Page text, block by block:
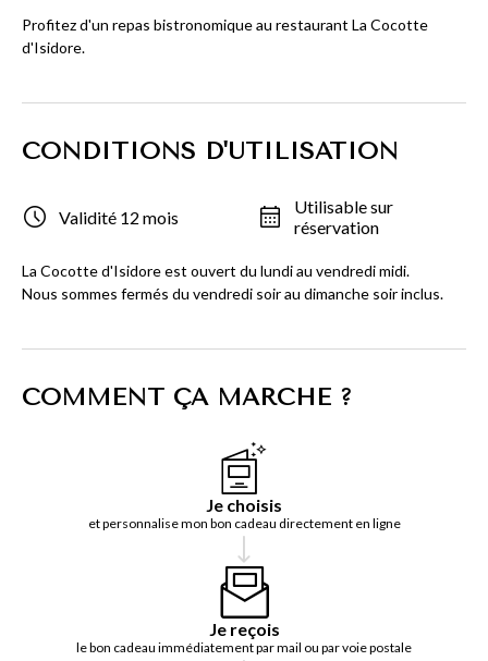
Profitez d'un repas bistronomique au restaurant La Cocotte
d'Isidore.
CONDITIONS D'UTILISATION
Validité 12 mois
Utilisable sur
réservation
La Cocotte d'Isidore est ouvert du lundi au vendredi midi.
Nous sommes fermés du vendredi soir au dimanche soir inclus.
COMMENT ÇA MARCHE ?
Je choisis
et personnalise mon bon cadeau directement en ligne
Je reçois
le bon cadeau immédiatement par mail ou par voie postale